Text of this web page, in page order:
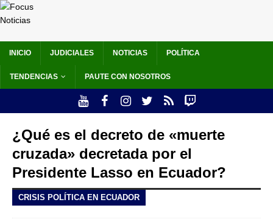
INICIO JUDICIALES NOTICIAS POLÍTICA
TENDENCIAS PAUTE CON NOSOTROS
¿Qué es el decreto de «muerte
cruzada» decretada por el
Presidente Lasso en Ecuador?
CRISIS POLÍTICA EN ECUADOR